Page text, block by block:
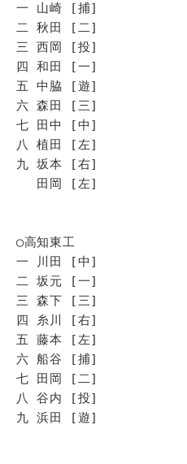
一 山崎 [捕]
二 秋田 [二]
三 西岡 [投]
四 和田 [一]
五 中脇 [遊]
六 森田 [三]
七 田中 [中]
八 植田 [左]
九 坂本 [右]
田岡 [左]
◯高知東工
一 川田 [中]
二 坂元 [一]
三 森下 [三]
四 糸川 [右]
五 藤本 [左]
六 船谷 [捕]
七 田岡 [二]
八 谷内 [投]
九 浜田 [遊]